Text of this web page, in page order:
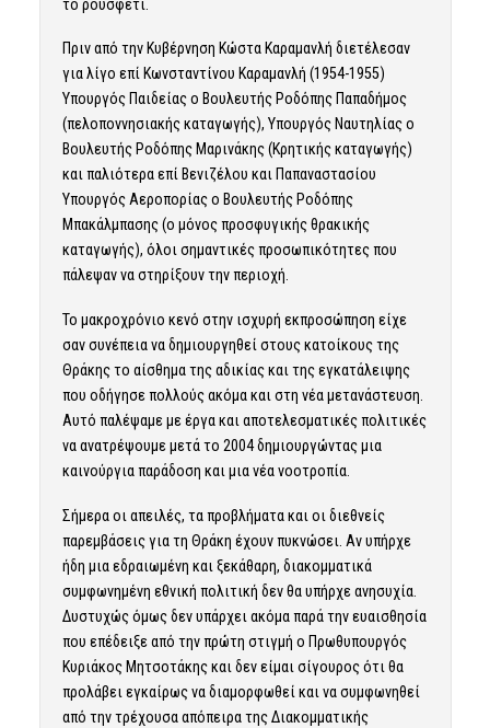
το ρουσφέτι.
Πριν από την Κυβέρνηση Κώστα Καραμανλή διετέλεσαν
για λίγο επί Κωνσταντίνου Καραμανλή (1954-1955)
Υπουργός Παιδείας ο Βουλευτής Ροδόπης Παπαδήμος
(πελοποννησιακής καταγωγής), Υπουργός Ναυτηλίας ο
Βουλευτής Ροδόπης Μαρινάκης (Κρητικής καταγωγής)
και παλιότερα επί Βενιζέλου και Παπαναστασίου
Υπουργός Αεροπορίας ο Βουλευτής Ροδόπης
Μπακάλμπασης (ο μόνος προσφυγικής θρακικής
καταγωγής), όλοι σημαντικές προσωπικότητες που
πάλεψαν να στηρίξουν την περιοχή.
Το μακροχρόνιο κενό στην ισχυρή εκπροσώπηση είχε
σαν συνέπεια να δημιουργηθεί στους κατοίκους της
Θράκης το αίσθημα της αδικίας και της εγκατάλειψης
που οδήγησε πολλούς ακόμα και στη νέα μετανάστευση.
Αυτό παλέψαμε με έργα και αποτελεσματικές πολιτικές
να ανατρέψουμε μετά το 2004 δημιουργώντας μια
καινούργια παράδοση και μια νέα νοοτροπία.
Σήμερα οι απειλές, τα προβλήματα και οι διεθνείς
παρεμβάσεις για τη Θράκη έχουν πυκνώσει. Αν υπήρχε
ήδη μια εδραιωμένη και ξεκάθαρη, διακομματικά
συμφωνημένη εθνική πολιτική δεν θα υπήρχε ανησυχία.
Δυστυχώς όμως δεν υπάρχει ακόμα παρά την ευαισθησία
που επέδειξε από την πρώτη στιγμή ο Πρωθυπουργός
Κυριάκος Μητσοτάκης και δεν είμαι σίγουρος ότι θα
προλάβει εγκαίρως να διαμορφωθεί και να συμφωνηθεί
από την τρέχουσα απόπειρα της Διακομματικής